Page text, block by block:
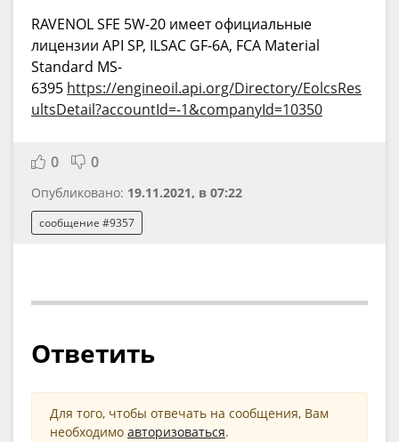
RAVENOL SFE 5W-20 имеет официальные
лицензии API SP, ILSAC GF-6A, FCA Material
Standard MS-
6395 https://engineoil.api.org/Directory/EolcsRes
ultsDetail?accountId=-1&companyId=10350
0 0
Опубликовано: 19.11.2021, в 07:22
сообщение #9357
Ответить
Для того, чтобы отвечать на сообщения, Вам
необходимо авторизоваться.